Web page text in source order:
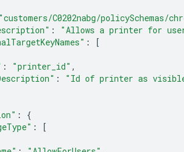
"customers/C0202nabg/policySchemas/
:
"Allows a printer for
:
[
: "printer_id" ,
:
"Id of printer as visible
:
{
:
[